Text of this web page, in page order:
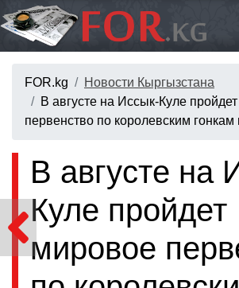
FOR.kg
Новости Кыргызстана
В августе на Иссык-Куле
первенство по королевским гонкам
В августе на
Куле пройдет
мировое